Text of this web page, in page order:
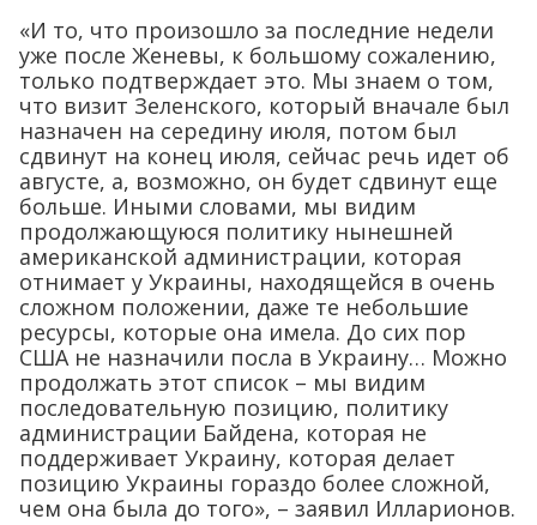
«И то, что произошло за последние недели
уже после Женевы, к большому сожалению,
только подтверждает это. Мы знаем о том,
что визит Зеленского, который вначале был
назначен на середину июля, потом был
сдвинут на конец июля, сейчас речь идет об
августе, а, возможно, он будет сдвинут еще
больше. Иными словами, мы видим
продолжающуюся политику нынешней
американской администрации, которая
отнимает у Украины, находящейся в очень
сложном положении, даже те небольшие
ресурсы, которые она имела. До сих пор
США не назначили посла в Украину… Можно
продолжать этот список – мы видим
последовательную позицию, политику
администрации Байдена, которая не
поддерживает Украину, которая делает
позицию Украины гораздо более сложной,
чем она была до того», – заявил Илларионов.